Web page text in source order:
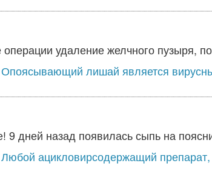
удаление желчного пузыря,
лишай является
9 дней назад появилась сыпь на
ацикловирсодержащий препарат,